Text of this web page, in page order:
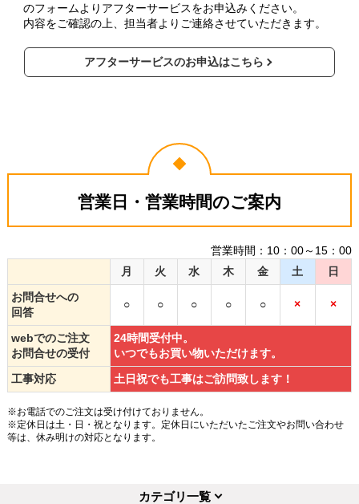
のフォームよりアフターサービスをお申込みください。
内容をご確認の上、担当者よりご連絡させていただきます。
アフターサービスのお申込はこちら
営業日・営業時間のご案内
営業時間：10：00～15：00
月
火 水 木 金 土
日
お問合せへの
回答
○ ○ ○ ○ ○ × ×
webでのご注文
お問合せの受付
24時間受付中。
いつでもお買い物いただけます。
工事対応
土日祝でも工事はご訪問致します！
※お電話でのご注文は受け付けておりません。
※定休日は土・日・祝となります。定休日にいただいたご注文やお問い合わせ
等は、休み明けの対応となります。
カテゴリ一覧